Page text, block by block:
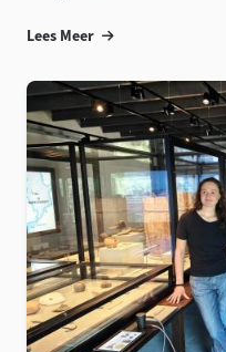
Lees Meer